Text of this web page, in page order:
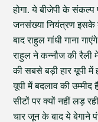
होगा. ये बीजेपी के
जनसंख्या नियंत्रण इसके
बाद राहुल गांधी गाना
राहुल ने कन्नौज की रैली
की सबसे बड़ी हार यूपी में
यूपी में बदलाव की
सीटों पर क्यों नहीं लड़
चार जून के बाद ये बेगाने